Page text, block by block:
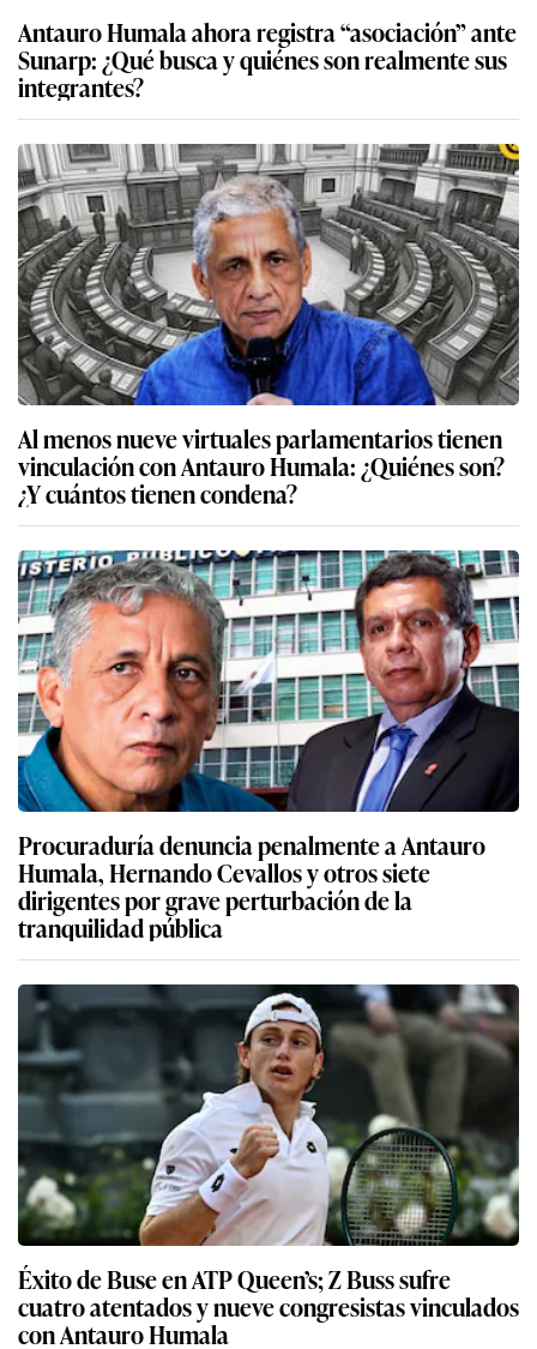
Antauro Humala ahora registra “asociación” ante
Sunarp: ¿Qué busca y quiénes son realmente sus
integrantes?
Al menos nueve virtuales parlamentarios tienen
vinculación con Antauro Humala: ¿Quiénes son?
¿Y cuántos tienen condena?
Procuraduría denuncia penalmente a Antauro
Humala, Hernando Cevallos y otros siete
dirigentes por grave perturbación de la
tranquilidad pública
Éxito de Buse en ATP Queen’s; Z Buss sufre
cuatro atentados y nueve congresistas vinculados
con Antauro Humala